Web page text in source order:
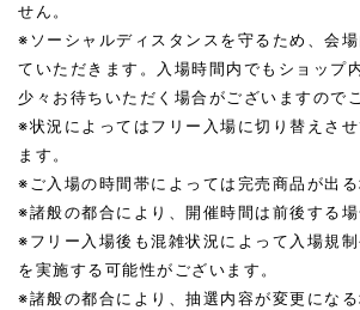
せん。
※ソーシャルディスタンスを守るため、会
ていただきます。入場時間内でもショップ
少々お待ちいただく場合がございますので
※状況によってはフリー入場に切り替えさ
ます。
※ご入場の時間帯によっては完売商品が出る
※諸般の都合により、開催時間は前後する場
※フリー入場後も混雑状況によって入場規
を実施する可能性がございます。
※諸般の都合により、抽選内容が変更になる